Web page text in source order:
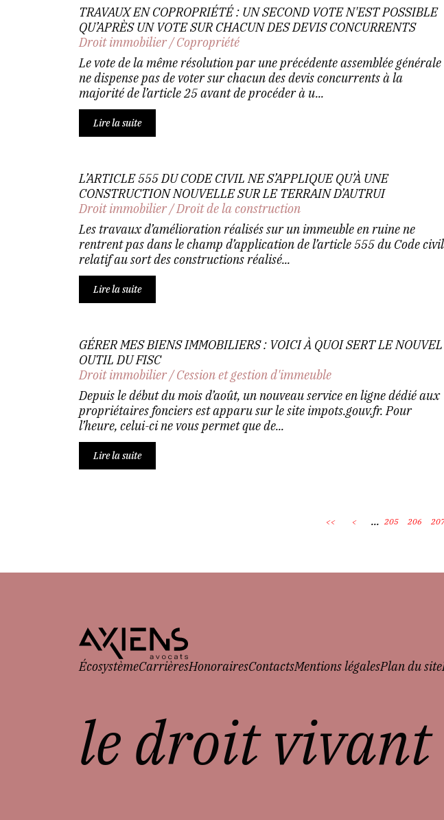
TRAVAUX EN COPROPRIÉTÉ : UN SECOND VOTE N'EST POSSIBLE
QU’APRÈS UN VOTE SUR CHACUN DES DEVIS CONCURRENTS
Droit immobilier/Copropriété
Le vote de la même résolution par une précédente assemblée générale
ne dispense pas de voter sur chacun des devis concurrents à la
majorité de l’article 25 avant de procéder à u...
Lire la suite
L’ARTICLE 555 DU CODE CIVIL NE S’APPLIQUE QU’À UNE
CONSTRUCTION NOUVELLE SUR LE TERRAIN D’AUTRUI
Droit immobilier/Droit de la construction
Les travaux d’amélioration réalisés sur un immeuble en ruine ne
rentrent pas dans le champ d’application de l’article 555 du Code civil
relatif au sort des constructions réalisé...
Lire la suite
GÉRER MES BIENS IMMOBILIERS : VOICI À QUOI SERT LE NOUVEL
OUTIL DU FISC
Droit immobilier/Cession et gestion d'immeuble
Depuis le début du mois d’août, un nouveau service en ligne dédié aux
propriétaires fonciers est apparu sur le site impots.gouv.fr. Pour
l’heure, celui-ci ne vous permet que de...
Lire la suite
<< < ... 205 206
ÉcosystèmeCarrièresHonorairesContactsMentions légalesPlan du site
le droit vivant